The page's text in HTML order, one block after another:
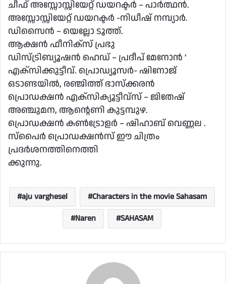
ചീഫ് അസ്സോസ്സിയേറ്റ് ഡയറക്ടർ – പാർത്ഥൻ.
അസ്സോസ്സിയേറ്റ് ഡയറക്ടർ -നിധീഷ് നമ്പ്യാർ.
ഡിസൈൻ – യെല്ലോ ടൂത്ത്.
ആക്ഷൻ ഫീനിക്സ് പ്രഭു
ഡിസ്ട്രിബ്യൂഷൻ ഹെഡ് – പ്രദീപ് മേനോൻ ‘
എക്സിക്കുട്ടീവ്. പ്രൊഡ്യൂസർ- ഷിനോജ്
ഒടാണ്ടയിൽ, രഞ്ജിത്ത് ഭാസ്ക്കരൻ
പ്രൊഡക്ഷൻ എക്സിക്യൂട്ടീവ്സ് – ജിതേഷ്
അഞ്ചുമന, ആൻ്റെണി കുട്ടമ്പുഴ.
പ്രൊഡക്ഷൻ കൺട്രോളർ – ഷിഹാബ് വെണ്ണല .
സ്പൈർ പ്രൊഡക്ഷൻസ് ഈ ചിത്രം
പ്രദർശനത്തിനെത്തി
ക്കുന്നു.
aju varghesel
Characters in the movie Sahasam
Naren
SAHASAM